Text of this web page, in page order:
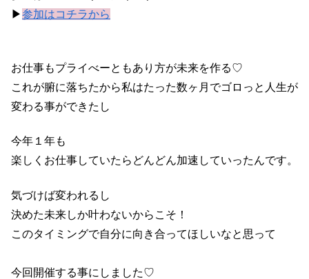
▶参加はコチラから
お仕事もプライべーともあり方が未来を作る♡
これが腑に落ちたから私はたった数ヶ月でゴロっと人生が
変わる事ができたし
今年１年も
楽しくお仕事していたらどんどん加速していったんです。
気づけば変われるし
決めた未来しか叶わないからこそ！
このタイミングで自分に向き合ってほしいなと思って
今回開催する事にしました♡